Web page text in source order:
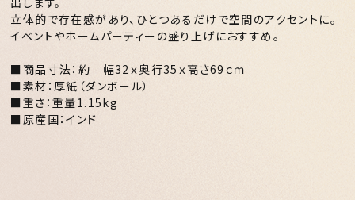
立体的で存在感があり、ひとつあるだけで空間のアクセントに。
イベントやホームパーティーの盛り上げにおすすめ。
■商品寸法：約 幅32ｘ奥行35ｘ高さ69ｃｍ
■素材：厚紙（ダンボール）
■重さ：重量1.15kg
■原産国：インド